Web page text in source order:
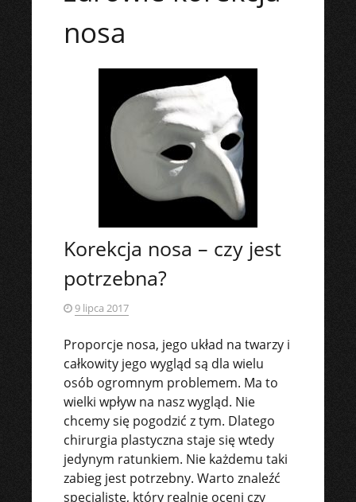
nosa
Korekcja nosa – czy jest
potrzebna?
9 lipca 2017
Proporcje nosa, jego układ na twarzy i
całkowity jego wygląd są dla wielu
osób ogromnym problemem. Ma to
wielki wpływ na nasz wygląd. Nie
chcemy się pogodzić z tym. Dlatego
chirurgia plastyczna staje się wtedy
jedynym ratunkiem. Nie każdemu taki
zabieg jest potrzebny. Warto znaleźć
specjalistę, który realnie oceni czy